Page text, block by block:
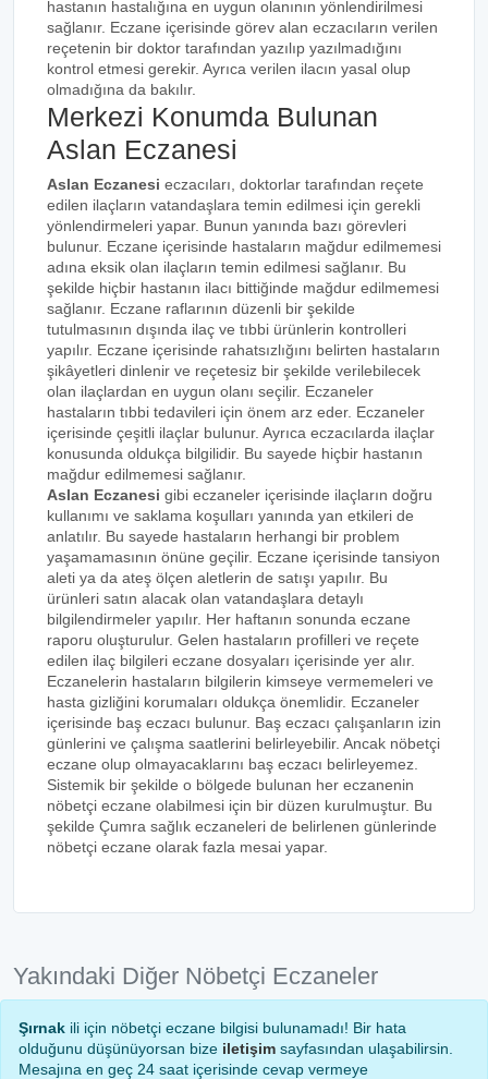
hastanın hastalığına en uygun olanının yönlendirilmesi
sağlanır. Eczane içerisinde görev alan eczacıların verilen
reçetenin bir doktor tarafından yazılıp yazılmadığını
kontrol etmesi gerekir. Ayrıca verilen ilacın yasal olup
olmadığına da bakılır.
Merkezi Konumda Bulunan
Aslan Eczanesi
Aslan Eczanesi eczacıları, doktorlar tarafından reçete
edilen ilaçların vatandaşlara temin edilmesi için gerekli
yönlendirmeleri yapar. Bunun yanında bazı görevleri
bulunur. Eczane içerisinde hastaların mağdur edilmemesi
adına eksik olan ilaçların temin edilmesi sağlanır. Bu
şekilde hiçbir hastanın ilacı bittiğinde mağdur edilmemesi
sağlanır. Eczane raflarının düzenli bir şekilde
tutulmasının dışında ilaç ve tıbbi ürünlerin kontrolleri
yapılır. Eczane içerisinde rahatsızlığını belirten hastaların
şikâyetleri dinlenir ve reçetesiz bir şekilde verilebilecek
olan ilaçlardan en uygun olanı seçilir. Eczaneler
hastaların tıbbi tedavileri için önem arz eder. Eczaneler
içerisinde çeşitli ilaçlar bulunur. Ayrıca eczacılarda ilaçlar
konusunda oldukça bilgilidir. Bu sayede hiçbir hastanın
mağdur edilmemesi sağlanır.
Aslan Eczanesi gibi eczaneler içerisinde ilaçların doğru
kullanımı ve saklama koşulları yanında yan etkileri de
anlatılır. Bu sayede hastaların herhangi bir problem
yaşamamasının önüne geçilir. Eczane içerisinde tansiyon
aleti ya da ateş ölçen aletlerin de satışı yapılır. Bu
ürünleri satın alacak olan vatandaşlara detaylı
bilgilendirmeler yapılır. Her haftanın sonunda eczane
raporu oluşturulur. Gelen hastaların profilleri ve reçete
edilen ilaç bilgileri eczane dosyaları içerisinde yer alır.
Eczanelerin hastaların bilgilerin kimseye vermemeleri ve
hasta gizliğini korumaları oldukça önemlidir. Eczaneler
içerisinde baş eczacı bulunur. Baş eczacı çalışanların izin
günlerini ve çalışma saatlerini belirleyebilir. Ancak nöbetçi
eczane olup olmayacaklarını baş eczacı belirleyemez.
Sistemik bir şekilde o bölgede bulunan her eczanenin
nöbetçi eczane olabilmesi için bir düzen kurulmuştur. Bu
şekilde Çumra sağlık eczaneleri de belirlenen günlerinde
nöbetçi eczane olarak fazla mesai yapar.
Yakındaki Diğer Nöbetçi Eczaneler
Şırnak ili için nöbetçi eczane bilgisi bulunamadı! Bir hata
olduğunu düşünüyorsan bize iletişim sayfasından ulaşabilirsin.
Mesajına en geç 24 saat içerisinde cevap vermeye